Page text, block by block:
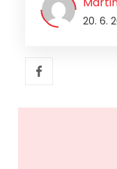
20. 6.